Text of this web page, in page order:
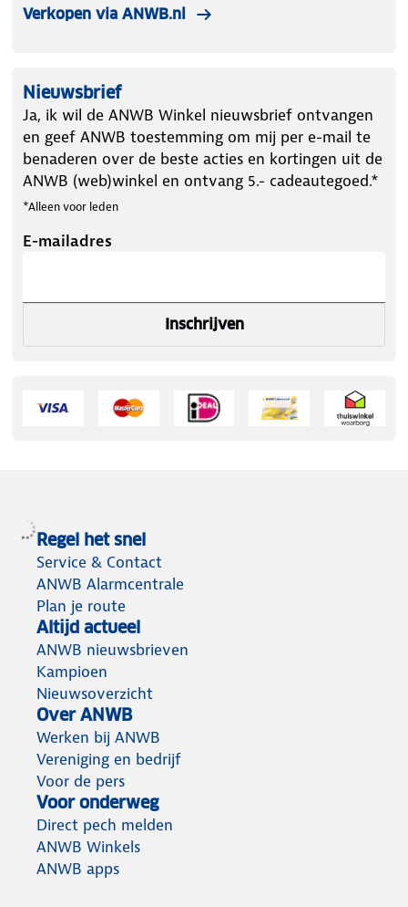
Verkopen via ANWB.nl
Nieuwsbrief
Ja, ik wil de ANWB Winkel nieuwsbrief ontvangen
en geef ANWB toestemming om mij per e-mail te
benaderen over de beste acties en kortingen uit de
ANWB (web)winkel en ontvang 5.- cadeautegoed.*
*Alleen voor leden
E-mailadres
Inschrijven
Regel het snel
Service & Contact
ANWB Alarmcentrale
Plan je route
Altijd actueel
ANWB nieuwsbrieven
Kampioen
Nieuwsoverzicht
Over ANWB
Werken bij ANWB
Vereniging en bedrijf
Voor de pers
Voor onderweg
Direct pech melden
ANWB Winkels
ANWB apps